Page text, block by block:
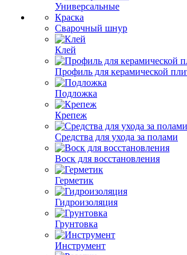
Универсальные
Краска
Сварочный шнур
Клей
Профиль для керамической
Подложка
Крепеж
Средства для ухода за полами
Воск для восстановления
Герметик
Гидроизоляция
Грунтовка
Инструмент